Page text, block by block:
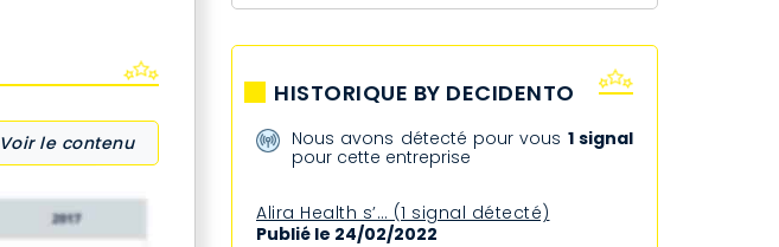
Voir le contenu
HISTORIQUE BY DECIDENTO
Nous avons détecté pour vous 1 signal
pour cette entreprise
Alira Health s’… (1 signal détecté)
Publié le 24/02/2022